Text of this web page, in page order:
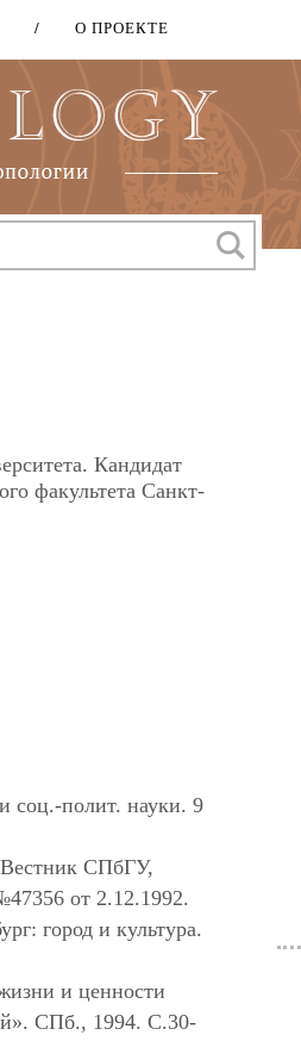
О ПРОЕКТЕ
Кандидат
факультета Санкт-
соц.-полит. науки. 9
СПбГУ,
от 2.12.1992.
город и культура.
и ценности
СПб., 1994. С.30-